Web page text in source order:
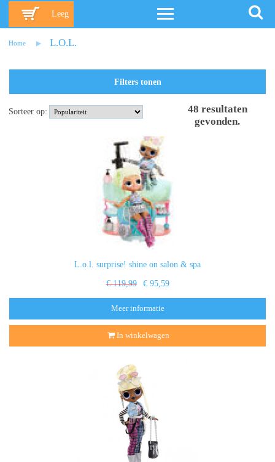
Leeg
Home L.O.L.
Filters tonen
Sorteer op: 48 resultaten
gevonden.
L.o.l. surprise! shine on salon & spa
€ 119,99 € 95,59
Meer informatie
In winkelwagen